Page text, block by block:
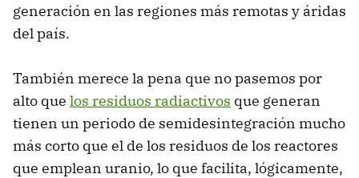
generación en las regiones más remotas y áridas
del país.
También merece la pena que no pasemos por
alto que los residuos radiactivos que generan
tienen un periodo de semidesintegración mucho
más corto que el de los residuos de los reactores
que emplean uranio, lo que facilita, lógicamente,